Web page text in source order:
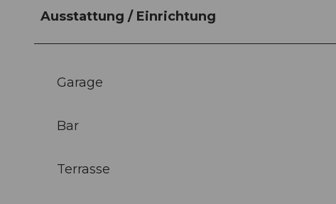
Ausstattung / Einrichtung
Garage
Bar
Terrasse